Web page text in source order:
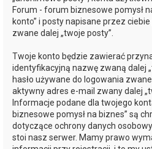
Forum - forum biznesowe pomysł
konto” i posty napisane przez
zwane dalej „twoje posty”.
Twoje konto będzie zawierać
identyfikacyjną nazwę zwaną dalej
hasło używane do logowania
aktywny adres e-mail zwany dalej
Informacje podane dla twojego
biznesowe pomysł na biznes” są
dotyczące ochrony danych
stoi nasz serwer. Mamy prawo